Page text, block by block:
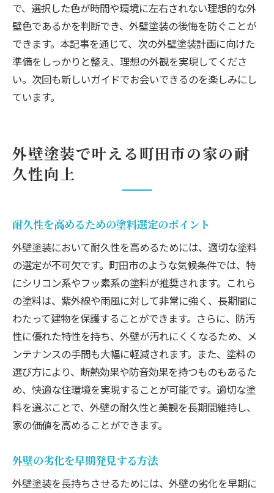
で、選択した色が時間や環境に左右されない理想的な外
壁色であるかを判断でき、外壁塗装の後悔を防ぐことが
できます。本記事を通じて、次の外壁塗装計画に向けた
準備をしっかりと整え、理想の外観を実現してくださ
い。次回も新しいガイドでお会いできるのを楽しみにし
ています。
外壁塗装で叶える町田市の家の耐
久性向上
耐久性を高めるための塗料選定のポイント
外壁塗装において耐久性を高めるためには、適切な塗料
の選定が不可欠です。町田市のような気候条件では、特
にシリコン系やフッ素系の塗料が推奨されます。これら
の塗料は、紫外線や雨風に対して非常に強く、長期間に
わたって建物を保護することができます。さらに、防汚
性に優れた特性を持ち、外壁が汚れにくくなるため、メ
ンテナンスの手間も大幅に軽減されます。また、塗料の
選び方により、断熱効果や防音効果を持つものもあるた
め、快適な住環境を実現することが可能です。適切な塗
料を選ぶことで、外壁の耐久性と美観を長期間維持し、
家の価値を高めることができます。
外壁の劣化を早期発見する方法
外壁塗装を長持ちさせるためには、外壁の劣化を早期に